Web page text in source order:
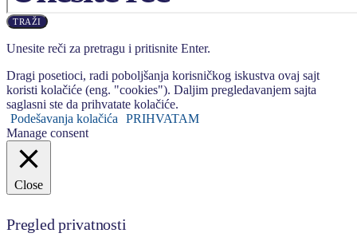
TRAŽI
Unesite reči za pretragu i pritisnite Enter.
Dragi posetioci, radi poboljšanja korisničkog iskustva ovaj sajt
koristi kolačiće (eng. "cookies"). Daljim pregledavanjem sajta
saglasni ste da prihvatate kolačiće.
Podešavanja kolačića
PRIHVATAM
Manage consent
Close
Pregled privatnosti